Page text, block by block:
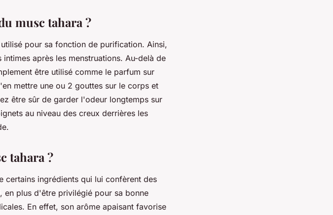
musc tahara ?
pour sa fonction de purification. Ainsi,
après les menstruations. Au-delà de
être utilisé comme le parfum sur
mettre une ou 2 gouttes sur le corps et
être sûr de garder l'odeur longtemps sur
au niveau des creux derrières les
tahara ?
certains ingrédients qui lui confèrent des
en plus d'être privilégié pour sa bonne
En effet, son arôme apaisant favorise